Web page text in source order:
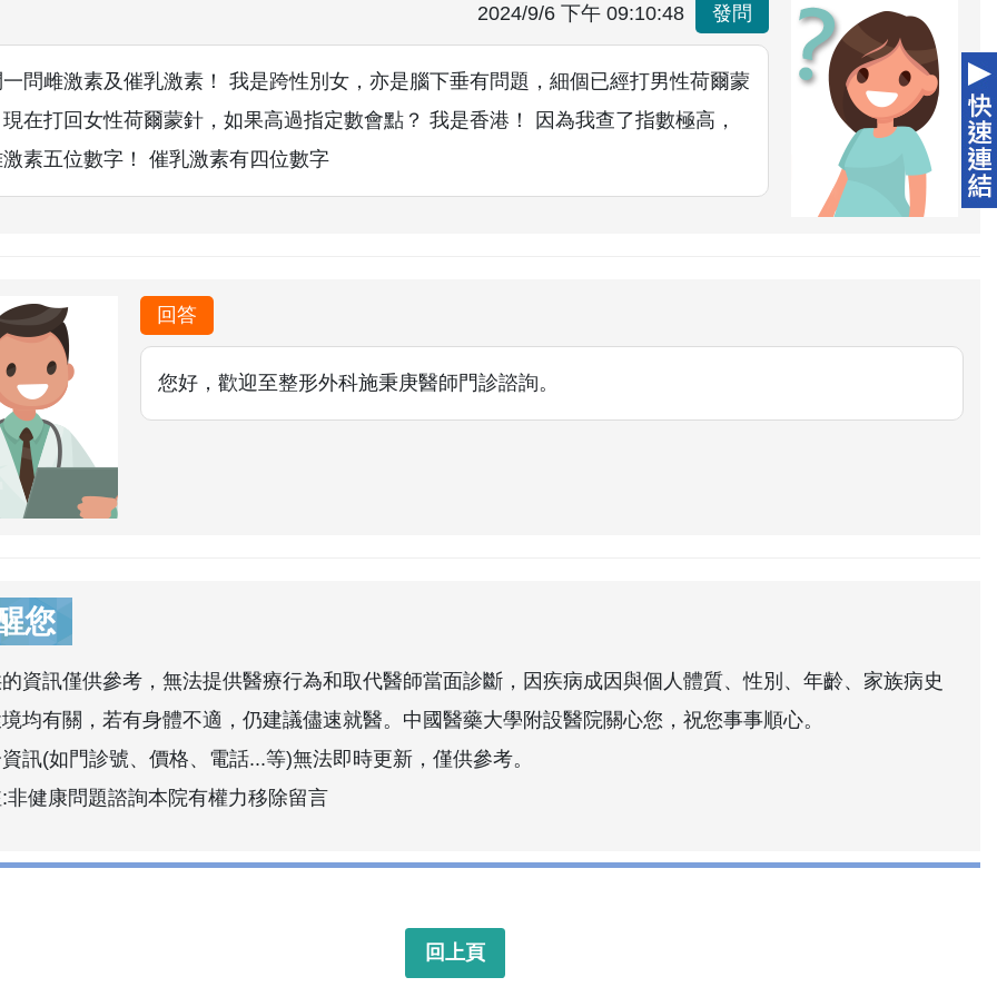
發問
2024/9/6 下午 09:10:48
問雌激素及催乳激素！ 我是跨性別女，亦是腦下垂有問題，細個已經打男性荷爾蒙
在打回女性荷爾蒙針，如果高過指定數會點？ 我是香港！ 因為我查了指數極高，
素五位數字！ 催乳激素有四位數字
回答
您好，歡迎至整形外科施秉庚醫師門診諮詢。
您
資訊僅供參考，無法提供醫療行為和取代醫師當面診斷，因疾病成因與個人體質、性別、年齡、家族病史
均有關，若有身體不適，仍建議儘速就醫。中國醫藥大學附設醫院關心您，祝您事事順心。
訊(如門診號、價格、電話...等)無法即時更新，僅供參考。
非健康問題諮詢本院有權力移除留言
回上頁